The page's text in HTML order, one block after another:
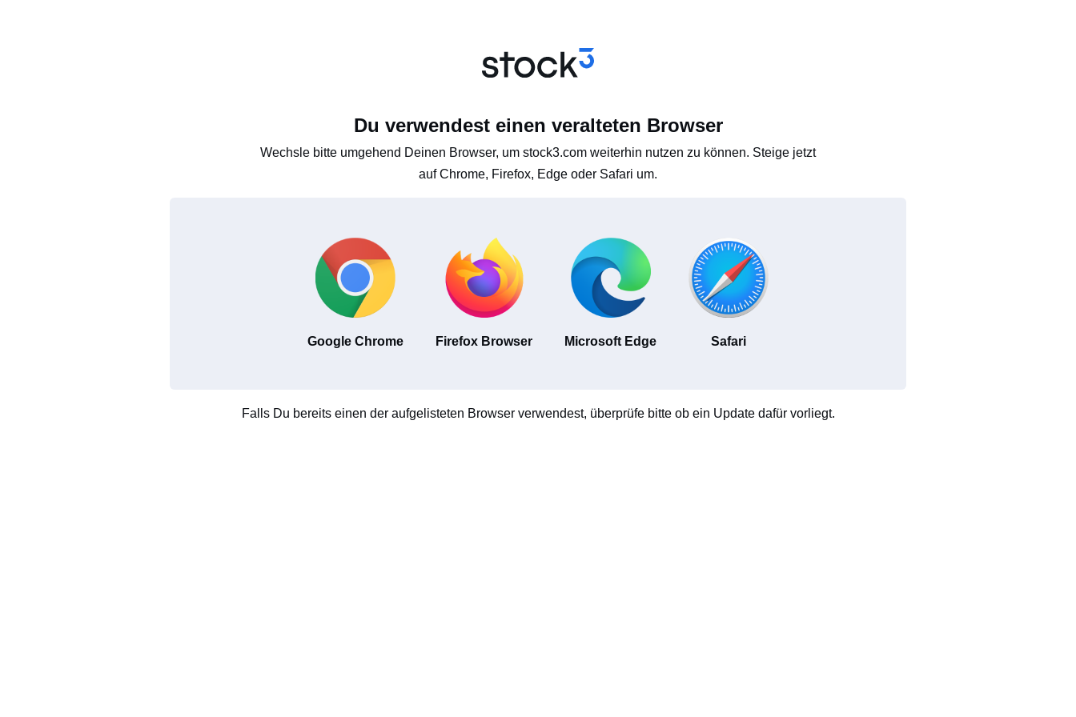
Du verwendest einen veralteten Browser
Wechsle bitte umgehend Deinen Browser, um stock3.com weiterhin nutzen zu können. Steige jetzt
auf Chrome, Firefox, Edge oder Safari um.
Google Chrome Firefox Browser Microsoft Edge Safari
Falls Du bereits einen der aufgelisteten Browser verwendest, überprüfe bitte ob ein Update dafür vorliegt.